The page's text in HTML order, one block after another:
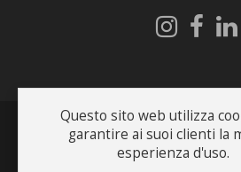
Seguici
su
Seguici
su
Copyright © 2026 Bonfrate s.r.l..
Questo sito web utilizza
garantire ai suoi clienti la
esperienza d'uso.